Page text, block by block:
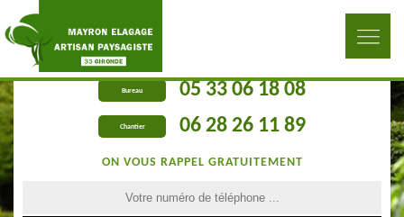
Bureau 05 33 06 18 08
Chantier 06 28 26 11 89
ON VOUS RAPPEL GRATUITEMENT